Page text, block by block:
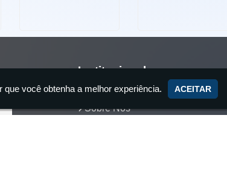
Institucional
Home
Sobre Nós
você obtenha a melhor experiência. ACEITAR